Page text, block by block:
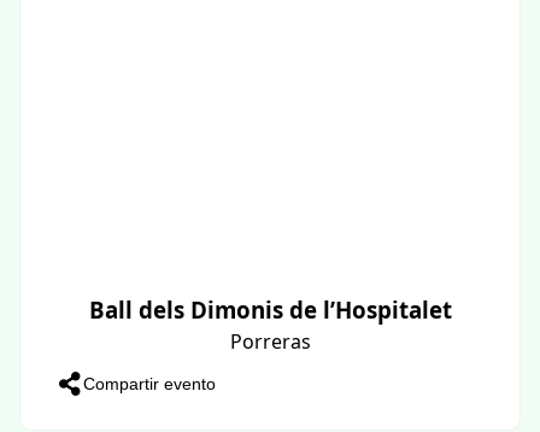
Ball dels Dimonis de l’Hospitalet
Porreras
Compartir evento